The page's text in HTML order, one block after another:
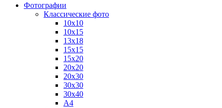
Фотографии
Классические фото
10х10
10х15
13х18
15х15
15х20
20х20
20х30
30х30
30х40
А4